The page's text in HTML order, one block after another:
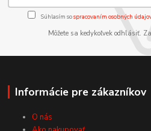
Súhlasím sospracovaním osobných
Môžete sa kedykoľvek odhlásiť.
Informácie pre zákazníkov
O nás